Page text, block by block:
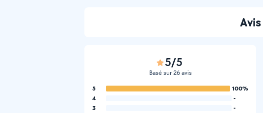
5/5
Basé sur 26 avis
5
100%
4
-
3
-